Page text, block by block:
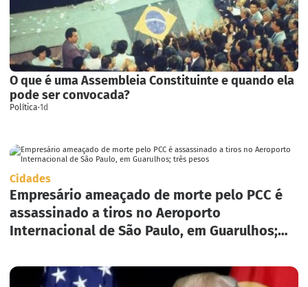
O que é uma Assembleia Constituinte e quando ela
pode ser convocada?
Política·1d
Cidades
Empresário ameaçado de morte pelo PCC é
assassinado a tiros no Aeroporto
Internacional de São Paulo, em Guarulhos;